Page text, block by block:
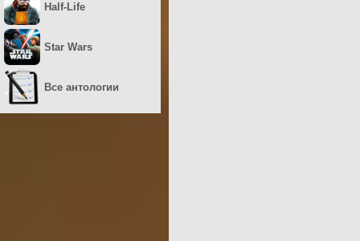
Half-Life
Star Wars
Все антологии